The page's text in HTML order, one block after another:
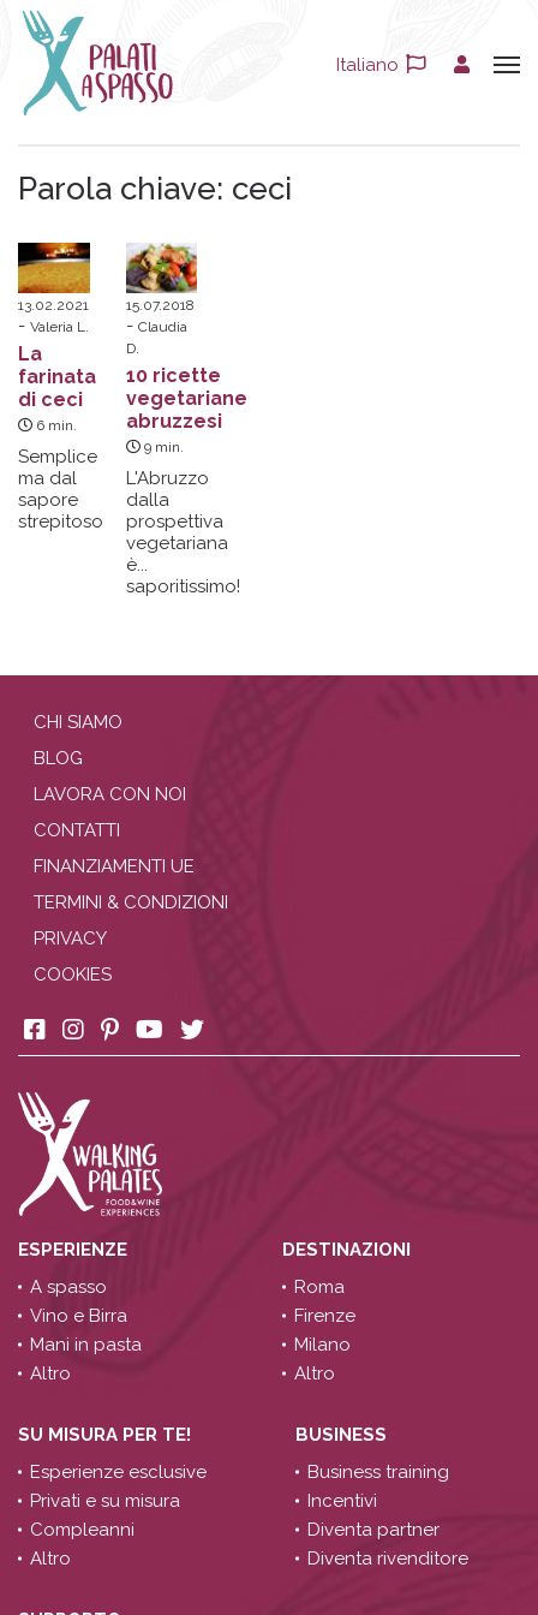
Italiano
Parola chiave: ceci
13.02.2021
Valeria L.
La
farinata
di ceci
6 min.
Semplice
ma dal
sapore
strepitoso
15.07.2018
Claudia
D.
10 ricette
vegetariane
abruzzesi
9 min.
L'Abruzzo
dalla
prospettiva
vegetariana
è...
saporitissimo!
CHI SIAMO
BLOG
LAVORA CON NOI
CONTATTI
FINANZIAMENTI UE
TERMINI & CONDIZIONI
PRIVACY
COOKIES
ESPERIENZE
A spasso
Vino e Birra
Mani in pasta
Altro
DESTINAZIONI
Roma
Firenze
Milano
Altro
SU MISURA PER TE!
Esperienze esclusive
Privati e su misura
Compleanni
Altro
BUSINESS
Business training
Incentivi
Diventa partner
Diventa rivenditore